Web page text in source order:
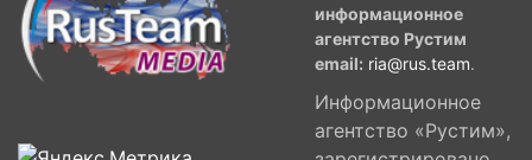
информационное
агентство Рустим
email: ria@rus.team.
Информационное
агентство «Рустим»,